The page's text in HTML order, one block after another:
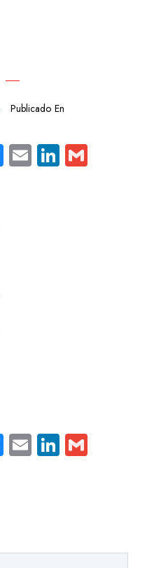
Publicado En
Bluesky
EmailLinkedIn
Bluesky
EmailLinkedIn